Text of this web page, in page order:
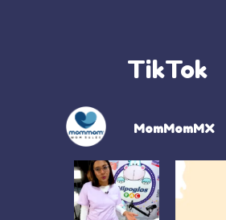
TikTok
MomMomMX